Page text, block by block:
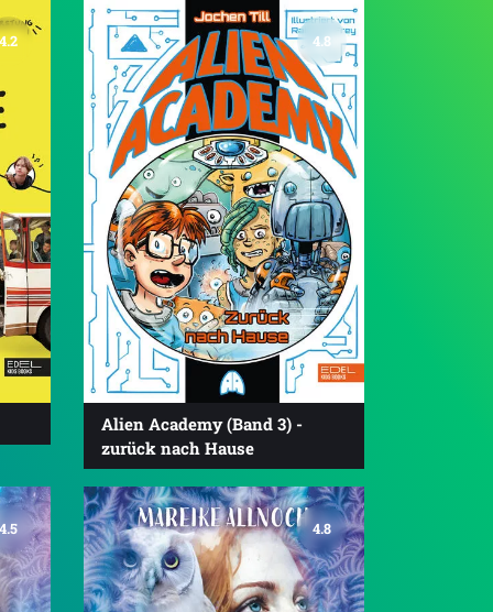
4.2 4.8
Alien Academy (Band 3) -
zurück nach Hause
4.5 4.8